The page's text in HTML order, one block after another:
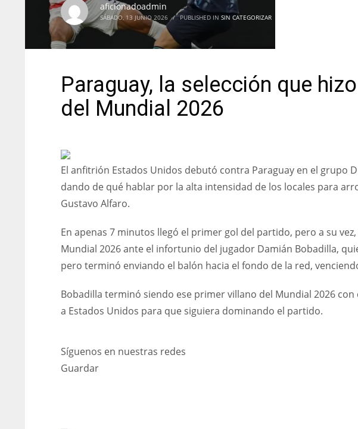
aficionadoadmin
SÁBADO, 13 JUNIO 2026 / PUBLISHED IN SIN CATEGORIZAR
Paraguay, la selección que
del Mundial 2026
El anfitrión Estados Unidos debutó contra Paraguay en el grupo
dando de qué hablar por la alta intensidad de los locales para
Gustavo Alfaro.
En apenas 7 minutos llegó el primer gol del partido, pero a su
Mundial 2026 ante el infortunio del jugador Damián Bobadilla,
pero terminó enviando el balón hacia el fondo de la red,
Bobadilla terminó siendo ese primer villano del Mundial 2026
a Estados Unidos para que siguiera dominando el partido.
Síguenos en nuestras redes
Guardar